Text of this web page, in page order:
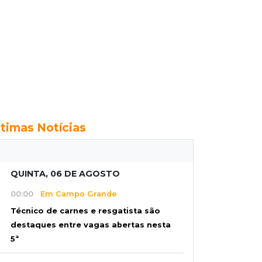
Notícias
QUINTA, 06 DE AGOSTO
00:00 Em Campo Grande
Técnico de carnes e resgatista são
destaques entre vagas abertas nesta
5ª